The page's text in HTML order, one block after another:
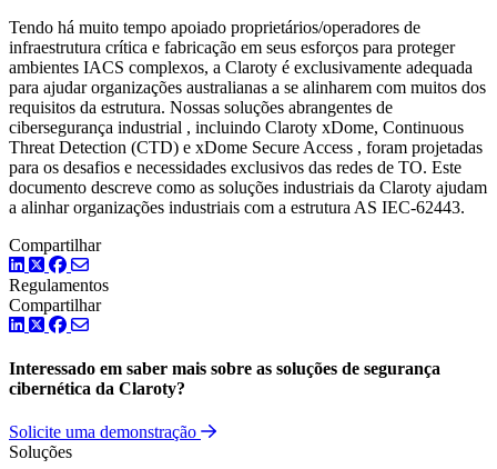
Tendo há muito tempo apoiado proprietários/operadores de
infraestrutura crítica e fabricação em seus esforços para proteger
ambientes IACS complexos, a Claroty é exclusivamente adequada
para ajudar organizações australianas a se alinharem com muitos dos
requisitos da estrutura. Nossas soluções abrangentes de
cibersegurança industrial , incluindo Claroty xDome, Continuous
Threat Detection (CTD) e xDome Secure Access , foram projetadas
para os desafios e necessidades exclusivos das redes de TO. Este
documento descreve como as soluções industriais da Claroty ajudam
a alinhar organizações industriais com a estrutura AS IEC-62443.
Compartilhar
LinkedIn
TwitterFacebook
Regulamentos
Compartilhar
LinkedIn
TwitterFacebook
Interessado em saber mais sobre as soluções de segurança
cibernética da Claroty?
Solicite uma demonstração
Soluções